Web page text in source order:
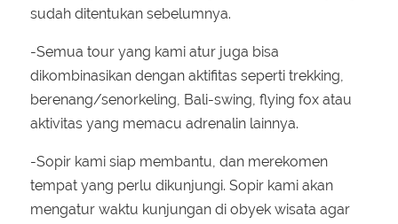
sudah ditentukan sebelumnya.
-Semua tour yang kami atur juga bisa
dikombinasikan dengan aktifitas seperti trekking,
berenang/senorkeling, Bali-swing, flying fox atau
aktivitas yang memacu adrenalin lainnya.
-Sopir kami siap membantu, dan merekomen
tempat yang perlu dikunjungi. Sopir kami akan
mengatur waktu kunjungan di obyek wisata agar